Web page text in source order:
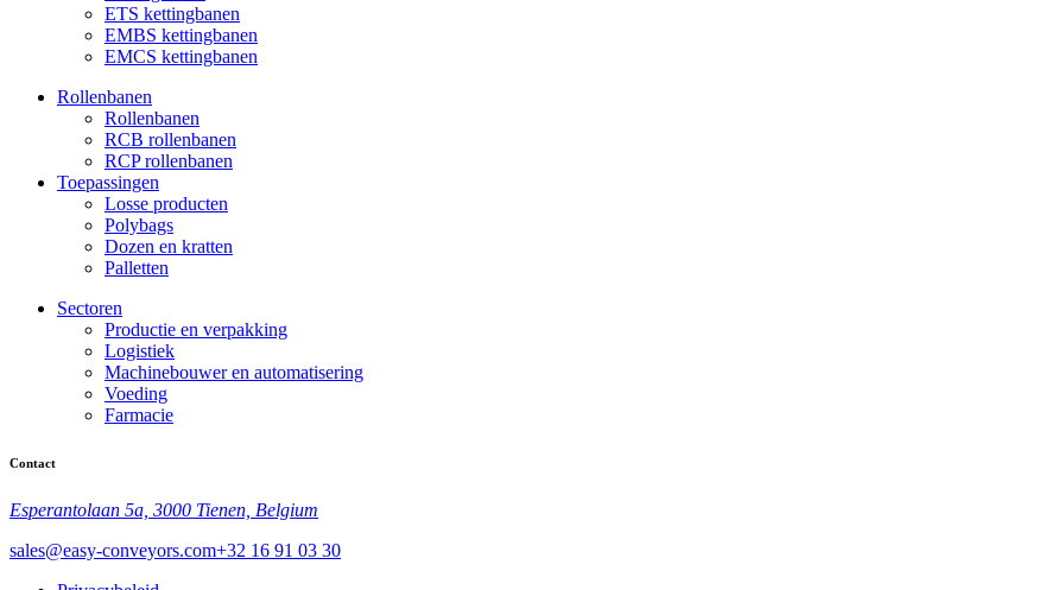
ETS kettingbanen
EMBS kettingbanen
EMCS kettingbanen
Rollenbanen
Rollenbanen
RCB rollenbanen
RCP rollenbanen
Toepassingen
Losse producten
Polybags
Dozen en kratten
Palletten
Sectoren
Productie en verpakking
Logistiek
Machinebouwer en automatisering
Voeding
Farmacie
Contact
Esperantolaan 5a, 3000 Tienen, Belgium
sales@easy-conveyors.com+32 16 91 03 30